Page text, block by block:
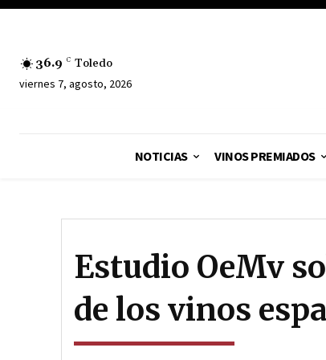
36.9 C Toledo
viernes 7, agosto, 2026
NOTICIAS VINOS PREMIADOS
Estudio OeMv
de los vinos